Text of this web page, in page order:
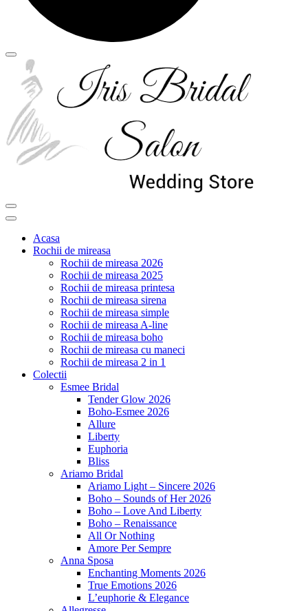
Acasa
Rochii de mireasa
Rochii de mireasa 2026
Rochii de mireasa 2025
Rochii de mireasa printesa
Rochii de mireasa sirena
Rochii de mireasa simple
Rochii de mireasa A-line
Rochii de mireasa boho
Rochii de mireasa cu maneci
Rochii de mireasa 2 in 1
Colectii
Esmee Bridal
Tender Glow 2026
Boho-Esmee 2026
Allure
Liberty
Euphoria
Bliss
Ariamo Bridal
Ariamo Light – Sincere 2026
Boho – Sounds of Her 2026
Boho – Love And Liberty
Boho – Renaissance
All Or Nothing
Amore Per Sempre
Anna Sposa
Enchanting Moments 2026
True Emotions 2026
L’euphorie & Elegance